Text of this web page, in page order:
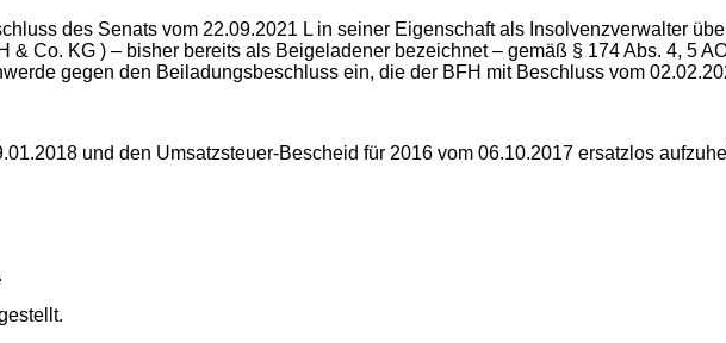
des Senats vom 22.09.2021 L in seiner Eigenschaft als Insolvenzverwalter
& Co. KG ) – bisher bereits als Beigeladener bezeichnet – gemäß § 174 Abs. 4, 5
gegen den Beiladungsbeschluss ein, die der BFH mit Beschluss vom
und den Umsatzsteuer-Bescheid für 2016 vom 06.10.2017 ersatzlos